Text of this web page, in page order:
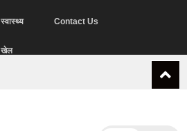
स्वास्थ्य
खेल
Contact Us